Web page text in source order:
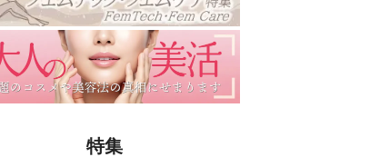
特集